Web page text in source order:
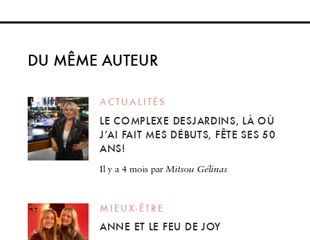
DU MÊME AUTEUR
ACTUALITÉS
LE COMPLEXE DESJARDINS, LÀ OÙ
J’AI FAIT MES DÉBUTS, FÊTE SES 50
ANS!
il y a 4 mois parMitsou Gélinas
MIEUX-ÊTRE
ANNE ET LE FEU DE JOY